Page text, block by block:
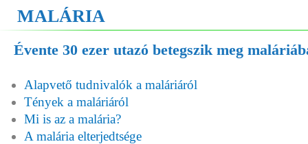
MALÁRIA
Évente 30 ezer utazó betegszik meg
Alapvető tudnivalók a maláriáról
Tények a maláriáról
Mi is az a malária?
A malária elterjedtsége